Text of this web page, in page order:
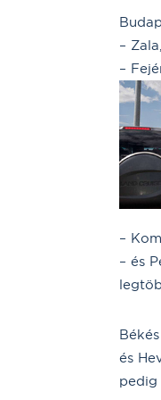
– Zala,
–
–
– és
Békés
és
pedig